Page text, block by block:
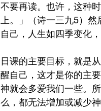
不要再读。也许，这种
上。」（诗一三九5）
自己，人生如四季变化
日课的主要目标，就是
醒自己，这才是你的主
神就会多爱我们一些。
么，都无法增加或减少神